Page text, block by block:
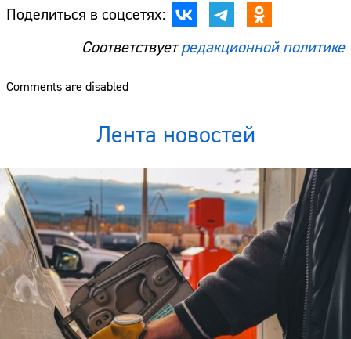
Поделиться в соцсетях:
Соответствуетредакционной политике
Comments are disabled
Лента новостей